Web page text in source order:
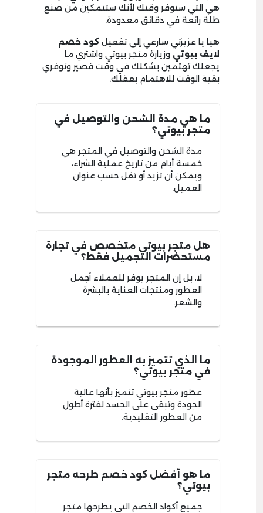
هي التي ستوفر وقتك لأنك ستتمكين من صنع
طلة رائعة في دقائق معدودة.
هيا يا عزيزتي سارعي إلى تفعيل كود خصم
لايف بيوتي وزيارة متجر بيوتي واشتري ما
يجعلك تهتمين بشكلك في وقت قصير وتوفري
بقية الوقت للاهتمام بعقلك.
ما هي مدة الشحن والتوصيل في
متجر بيوتي؟
مدة الشحن والتوصيل في المتجر هي
خمسة أيام من تاريخ عملية الشراء،
ويمكن أن تزيد أو تقل حسب عنوان
العميل.
هل متجر بيوتي متخصص في تجارة
مستحضرات التجميل فقط؟
لا، بل إن المتجر يوفر للعملاء أجمل
العطور ومنتجات العناية بالبشرة
والشعر.
ما الذي تتميز به العطور الموجودة
في متجر بيوتي؟
عطور متجر بيوتي تتميز بأنها عالية
الجودة وتبقى على الجسد لفترة أطول
من العطور التقليدية.
ما هو أفضل كود خصم طرحه متجر
بيوتي؟
جميع أكواد الخصم التي يطرحها متجر